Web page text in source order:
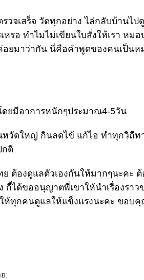
วจเสร็จ วัดทุกอย่าง ไล่กลับบ้านไป
รอ ทำไมไม่เขียนใบสั่งให้เรา หม
ยมาว่ากัน นี่คือคำพูดของคนเป็นห
ยมีอาการหนักๆประมาณ4-5วัน
หวัดใหญ่ กินลดไข้ แก้ไอ ทำทุกวิถี
กติ
ต้องดูแลตัวเองกันให้มากๆนะคะ
ได้ขออนุญาตพี่เขาให้นำเรื่องราว
ห้ทุกคนดูแลให้แข็งแรงนะคะ ขอบ
: